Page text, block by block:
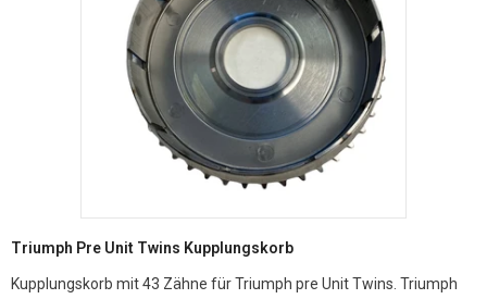
Triumph Pre Unit Twins Kupplungskorb
Kupplungskorb mit 43 Zähne für Triumph pre Unit Twins. Triumph